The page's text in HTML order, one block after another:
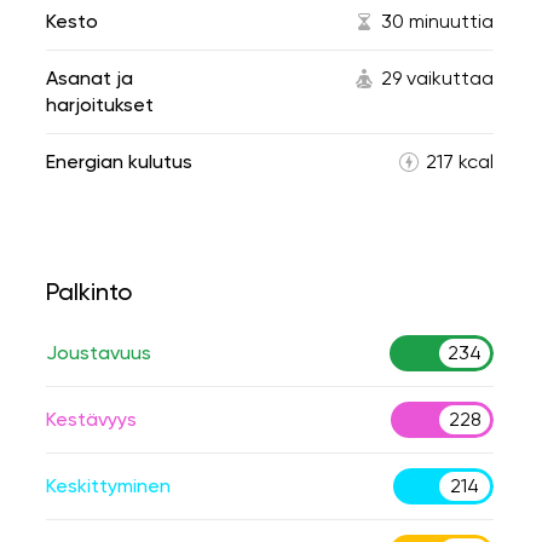
Kesto 30 minuuttia
Asanat ja
harjoitukset
29 vaikuttaa
Energian kulutus 217 kcal
Palkinto
Joustavuus 234
Kestävyys 228
Keskittyminen 214